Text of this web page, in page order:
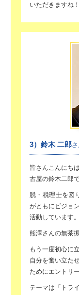
いただきますね！
3）鈴木 二郎さ
皆さんこんにち
古屋の鈴木二郎で
脱・税理士を図
がともにビジョ
活動しています。
熊澤さんの無茶
もう一度初心に
自分を奮い立たせ
ためにエントリ
テーマは「トラ